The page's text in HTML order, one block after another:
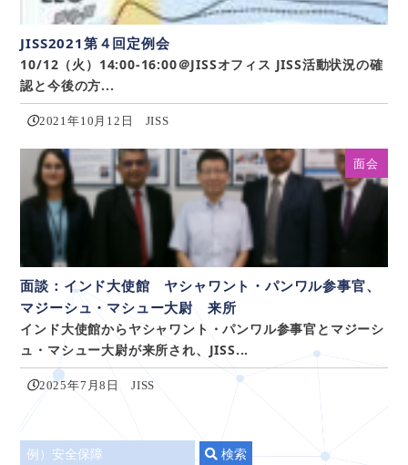
JISS2021第４回定例会
10/12（火）14:00-16:00＠JISSオフィス JISS活動状況の確
認と今後の方...
2021年10月12日 JISS
面会
面談：インド大使館 ヤシャワント・パンワル参事官、
マジーシュ・マシュー大尉 来所
インド大使館からヤシャワント・パンワル参事官とマジーシ
ュ・マシュー大尉が来所され、JISS...
2025年7月8日 JISS
タ
検索